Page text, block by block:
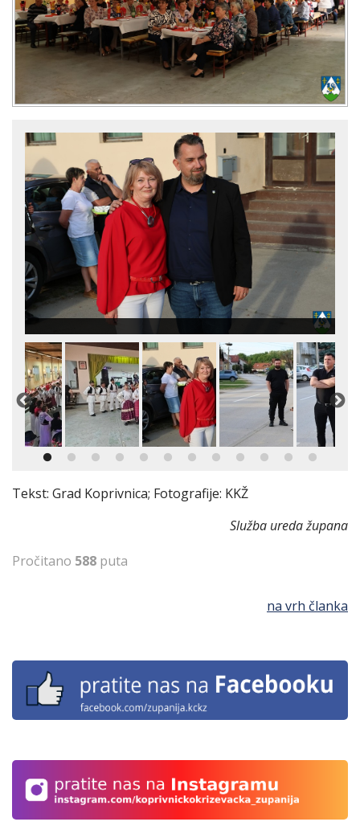
Tekst: Grad Koprivnica; Fotografije: KKŽ
Služba ureda župana
Pročitano 588 puta
na vrh članka